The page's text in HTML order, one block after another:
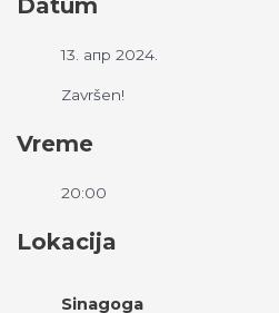
Datum
13. апр 2024.
Završen!
Vreme
20:00
Lokacija
Sinagoga